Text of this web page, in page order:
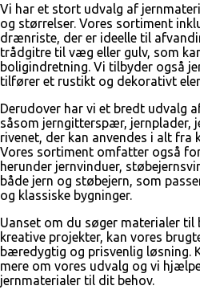
Vi har et stort udvalg af
og størrelser. Vores sortiment
drænriste, der er ideelle til
trådgitre til væg eller gulv, som
boligindretning. Vi tilbyder også
tilfører et rustikt og dekorativt
Derudover har vi et bredt udvalg
såsom jerngitterspær, jernplader,
rivenet, der kan anvendes i alt
Vores sortiment omfatter også
herunder jernvinduer,
både jern og støbejern, som
og klassiske bygninger.
Uanset om du søger materialer til
kreative projekter, kan vores
bæredygtig og prisvenlig løsning.
mere om vores udvalg og vi
jernmaterialer til dit behov.